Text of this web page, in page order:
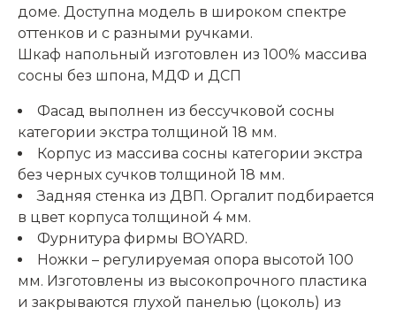
доме. Доступна модель в широком спектре
оттенков и с разными ручками.
Шкаф напольный изготовлен из 100% массива
сосны без шпона, МДФ и ДСП
Фасад выполнен из бессучковой сосны
категории экстра толщиной 18 мм.
Корпус из массива сосны категории экстра
без черных сучков толщиной 18 мм.
Задняя стенка из ДВП. Оргалит подбирается
в цвет корпуса толщиной 4 мм.
Фурнитура фирмы BOYARD.
Ножки – регулируемая опора высотой 100
мм. Изготовлены из высокопрочного пластика
и закрываются глухой панелью (цоколь) из